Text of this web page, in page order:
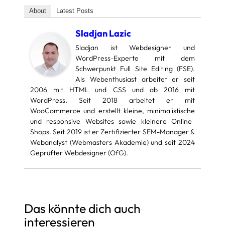
About Latest Posts
Sladjan Lazic
Sladjan ist Webdesigner und
WordPress-Experte mit dem
Schwerpunkt Full Site Editing (FSE).
Als Webenthusiast arbeitet er seit
2006 mit HTML und CSS und ab 2016 mit
WordPress. Seit 2018 arbeitet er mit
WooCommerce und erstellt kleine, minimalistische
und responsive Websites sowie kleinere Online-
Shops. Seit 2019 ist er Zertifizierter SEM-Manager &
Webanalyst (Webmasters Akademie) und seit 2024
Geprüfter Webdesigner (OfG).
Das könnte dich auch
interessieren